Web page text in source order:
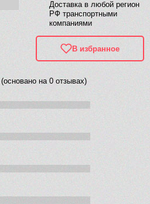
Доставка в любой регион
РФ транспортными
компаниями
В избранное
на 0 отзывах)